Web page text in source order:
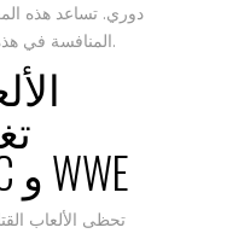
دوري. تساعد هذه
المنافسة في هذه الدوريات، وأهمية كل مباراة.
لبطولات UFC و WWE
تحظى الألعاب